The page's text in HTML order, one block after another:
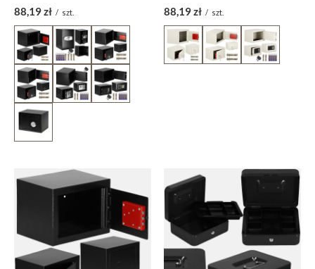
88,19 zł / szt. 88,19 zł / szt.